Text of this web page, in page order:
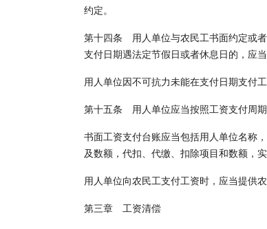
约定。
第十四条 用人单位与农民工书面约定或
支付日期遇法定节假日或者休息日的，应
用人单位因不可抗力未能在支付日期支付
第十五条 用人单位应当按照工资支付周期
书面工资支付台账应当包括用人单位名称
及数额，代扣、代缴、扣除项目和数额，
用人单位向农民工支付工资时，应当提供
第三章 工资清偿